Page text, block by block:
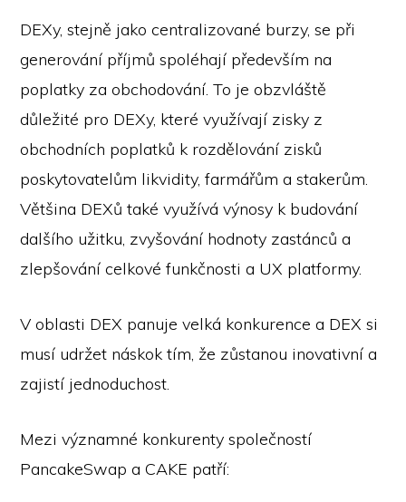
DEXy, stejně jako centralizované burzy, se při
generování příjmů spoléhají především na
poplatky za obchodování. To je obzvláště
důležité pro DEXy, které využívají zisky z
obchodních poplatků k rozdělování zisků
poskytovatelům likvidity, farmářům a stakerům.
Většina DEXů také využívá výnosy k budování
dalšího užitku, zvyšování hodnoty zastánců a
zlepšování celkové funkčnosti a UX platformy.
V oblasti DEX panuje velká konkurence a DEX si
musí udržet náskok tím, že zůstanou inovativní a
zajistí jednoduchost.
Mezi významné konkurenty společností
PancakeSwap a CAKE patří: